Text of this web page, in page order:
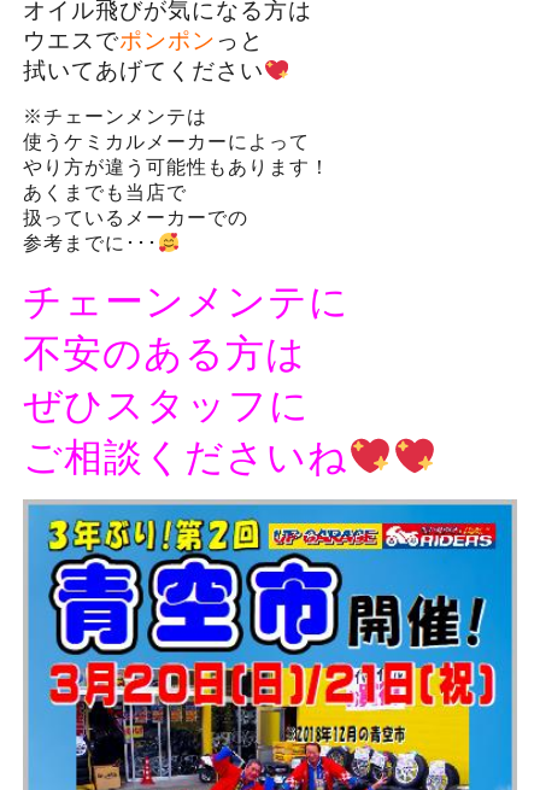
オイル飛びが気になる方は
ウエスでポンポン っと
拭いてあげてください
※チェーンメンテは
使うケミカルメーカーによって
やり方が違う可能性もあります！
あくまでも当店で
扱っているメーカーでの
参考までに･･･
チェーンメンテに
不安のある方は
ぜひスタッフに
ご相談くださいね